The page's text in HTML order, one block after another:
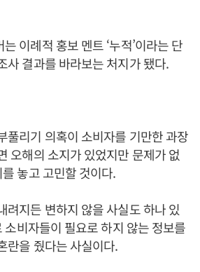
이례적 홍보 멘트 ‘누적’이라는 단
사 결과를 바라보는 처지가 됐다.
풀리기 의혹이 소비자를 기만한 과장
오해의 소지가 있었지만 문제가 없
놓고 고민할 것이다.
려지든 변하지 않을 사실도 하나 있
소비자들이 필요로 하지 않는 정보를
란을 줬다는 사실이다.